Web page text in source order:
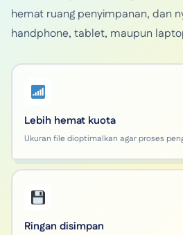
hemat ruang penyimpanan, dan
handphone, tablet, maupun
Lebih hemat kuota
Ukuran file dioptimalkan agar proses
Ringan disimpan